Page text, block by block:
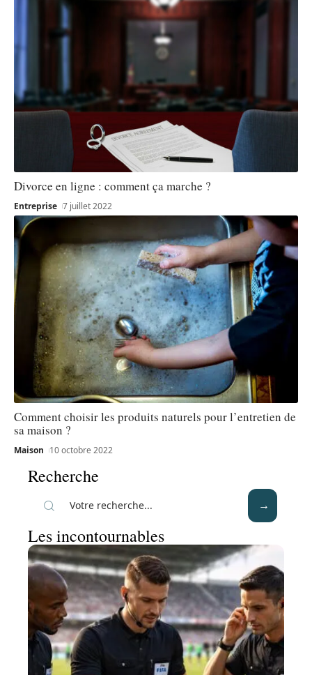
Divorce en ligne : comment ça marche ?
Entreprise 7 juillet 2022
Comment choisir les produits naturels pour l’entretien de
sa maison ?
Maison 10 octobre 2022
Recherche
Les incontournables